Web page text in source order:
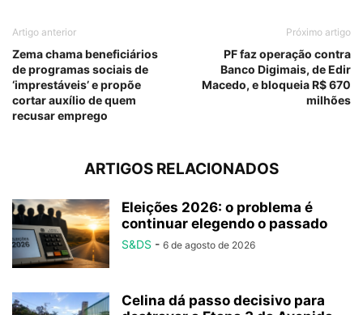
Artigo anterior
Zema chama beneficiários
de programas sociais de
‘imprestáveis’ e propõe
cortar auxílio de quem
recusar emprego
Próximo artigo
PF faz operação contra
Banco Digimais, de Edir
Macedo, e bloqueia R$ 670
milhões
ARTIGOS RELACIONADOS
Eleições 2026: o problema é
continuar elegendo o passado
S&DS - 6 de agosto de 2026
Celina dá passo decisivo para